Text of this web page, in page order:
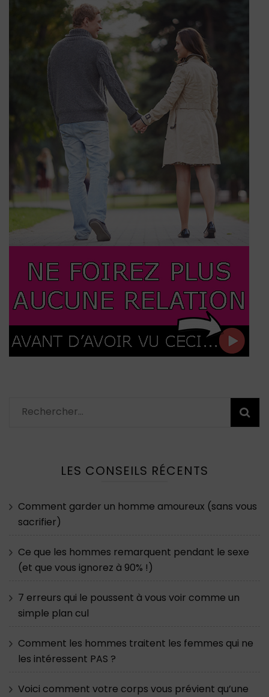
Rechercher :
LES CONSEILS RÉCENTS
Comment garder un homme amoureux (sans vous
sacrifier)
Ce que les hommes remarquent pendant le sexe
(et que vous ignorez à 90% !)
7 erreurs qui le poussent à vous voir comme un
simple plan cul
Comment les hommes traitent les femmes qui ne
les intéressent PAS ?
Voici comment votre corps vous prévient qu’une